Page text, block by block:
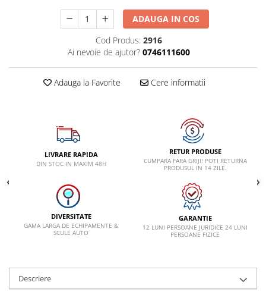
Mercedes-Benz
Porsche
Toyota
Volvo
ADAUGA IN COS
Cod Produs: 2916
Ai nevoie de ajutor? 0746111600
Adauga la Favorite Cere informatii
LIVRARE RAPIDA
DIN STOC IN MAXIM 48H
RETUR PRODUSE
CUMPARA FARA GRIJI! POTI RETURNA
PRODUSUL IN 14 ZILE.
DIVERSITATE
GAMA LARGA DE ECHIPAMENTE &
SCULE AUTO
GARANTIE
12 LUNI PERSOANE JURIDICE 24 LUNI
PERSOANE FIZICE
Descriere